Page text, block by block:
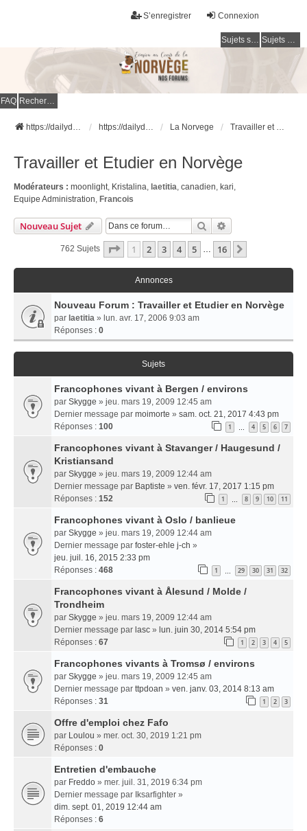
Connexion
S’enregistrer
Sujets sans réponse Sujets actifs
FAQ Rechercher
https://dailydigesthub.com https://dailydigesthub.com La Norvege Travailler et Etudier en Norvège
Travailler et Etudier en Norvège
Modérateurs : moonlight, Kristalina, laetitia, canadien, kari,
Equipe Administration, Francois
Nouveau Sujet Rechercher
762 Sujets Page 1Sur
1 2 3 4 5 … 16
Annonces
Nouveau Forum : Travailler et Etudier en Norvège
par laetitia » lun. avr. 17, 2006 9:03 am
Réponses : 0
Sujets
Francophones vivant à Bergen / environs
par Skygge » jeu. mars 19, 2009 12:45 am
Dernier message par moimorte » sam. oct. 21, 2017 4:43 pm
Réponses : 100 1 … 4 5 6 7
Francophones vivant à Stavanger / Haugesund /
Kristiansand
par Skygge » jeu. mars 19, 2009 12:44 am
Dernier message par Baptiste » ven. févr. 17, 2017 1:15 pm
Réponses : 152 1 … 8 9 10 11
Francophones vivant à Oslo / banlieue
par Skygge » jeu. mars 19, 2009 12:44 am
Dernier message par foster-ehle j-ch »
jeu. juil. 16, 2015 2:33 pm
Réponses : 468 1 … 29 30 31 32
Francophones vivant à Ålesund / Molde /
Trondheim
par Skygge » jeu. mars 19, 2009 12:44 am
Dernier message par lasc » lun. juin 30, 2014 5:54 pm
Réponses : 67 1 2 3 4 5
Francophones vivants à Tromsø / environs
par Skygge » jeu. mars 19, 2009 12:45 am
Dernier message par ttpdoan » ven. janv. 03, 2014 8:13 am
Réponses : 31 1 2 3
Offre d'emploi chez Fafo
par Loulou » mer. oct. 30, 2019 1:21 pm
Réponses : 0
Entretien d'embauche
par Freddo » mer. juil. 31, 2019 6:34 pm
Dernier message par Iksarfighter »
dim. sept. 01, 2019 12:44 am
Réponses : 6